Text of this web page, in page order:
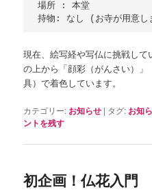
場所 : 本堂
現在、絵写経や写仏に挑戦し
の上から「顔彩（がんさい）
具）で着色しています。
カテゴリー: お知らせ | タグ: お知
ントを残す
初企画！仏花入門